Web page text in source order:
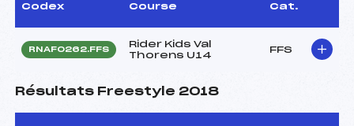
Codex Course Cat.
RNAF0262.FFS
Rider Kids Val
Thorens U14
FFS
Résultats Freestyle 2018